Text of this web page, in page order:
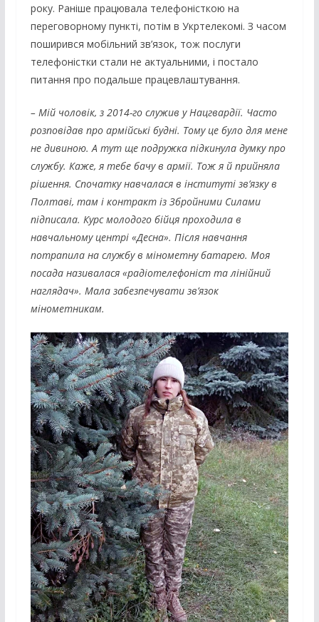
року. Раніше працювала телефоністкою на
переговорному пункті, потім в Укртелекомі. З часом
поширився мобільний зв’язок, тож послуги
телефоністки стали не актуальними, і постало
питання про подальше працевлаштування.
– Мій чоловік, з 2014-го служив у Нацгвардії. Часто
розповідав про армійські будні. Тому це було для мене
не дивиною. А тут ще подружка підкинула думку про
службу. Каже, я тебе бачу в армії. Тож я й прийняла
рішення. Спочатку навчалася в інституті зв’язку в
Полтаві, там і контракт із Збройними Силами
підписала. Курс молодого бійця проходила в
навчальному центрі «Десна». Після навчання
потрапила на службу в мінометну батарею. Моя
посада називалася «радіотелефоніст та лінійний
наглядач». Мала забезпечувати зв’язок
мінометникам.